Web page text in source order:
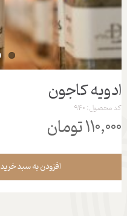
ادویه کاجون
کد محصول: 940
۱۱۰,۰۰۰ تومان
افزودن به سبد خرید